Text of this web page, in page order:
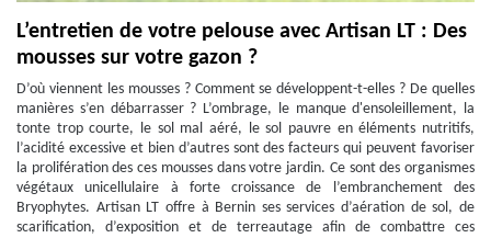
L’entretien de votre pelouse avec Artisan LT : Des
mousses sur votre gazon ?
D’où viennent les mousses ? Comment se développent-t-elles ? De quelles
manières s’en débarrasser ? L’ombrage, le manque d'ensoleillement, la
tonte trop courte, le sol mal aéré, le sol pauvre en éléments nutritifs,
l’acidité excessive et bien d’autres sont des facteurs qui peuvent favoriser
la prolifération des ces mousses dans votre jardin. Ce sont des organismes
végétaux unicellulaire à forte croissance de l’embranchement des
Bryophytes. Artisan LT offre à Bernin ses services d’aération de sol, de
scarification, d’exposition et de terreautage afin de combattre ces